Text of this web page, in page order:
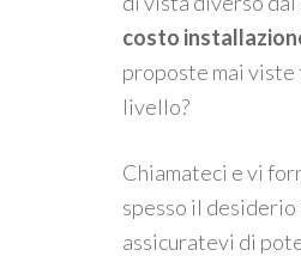
costo
proposte mai viste
livello?
Chiamateci e vi
spesso il
assicuratevi di